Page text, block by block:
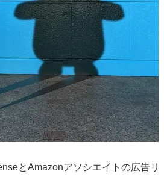
とAmazonアソシエイトの広告リ